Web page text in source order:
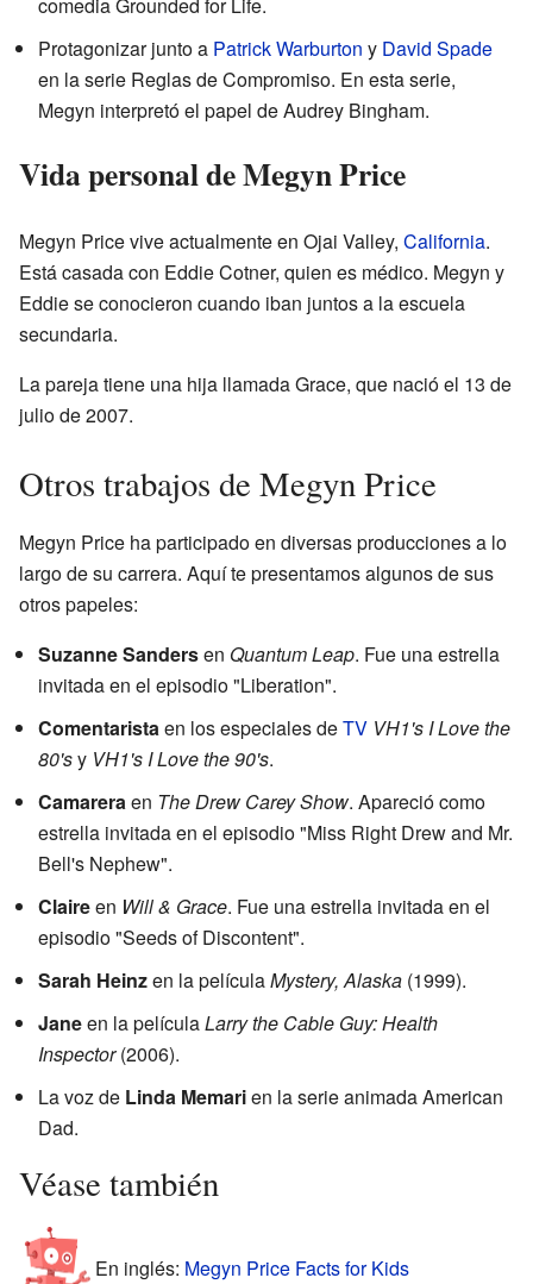
comedia Grounded for Life.
Protagonizar junto a Patrick Warburton y David Spade
en la serie Reglas de Compromiso. En esta serie,
Megyn interpretó el papel de Audrey Bingham.
Vida personal de Megyn Price
Megyn Price vive actualmente en Ojai Valley, California.
Está casada con Eddie Cotner, quien es médico. Megyn y
Eddie se conocieron cuando iban juntos a la escuela
secundaria.
La pareja tiene una hija llamada Grace, que nació el 13 de
julio de 2007.
Otros trabajos de Megyn Price
Megyn Price ha participado en diversas producciones a lo
largo de su carrera. Aquí te presentamos algunos de sus
otros papeles:
Suzanne Sandersen Quantum Leap. Fue una estrella
invitada en el episodio "Liberation".
Comentaristaen los especiales deTV VH1's I Love the
80'sy VH1's I Love the 90's.
Camareraen The Drew Carey Show. Apareció como
estrella invitada en el episodio "Miss Right Drew and Mr.
Bell's Nephew".
Claireen Will & Grace. Fue una estrella invitada en el
episodio "Seeds of Discontent".
Sarah Heinzen la películaMystery, Alaska (1999).
Janeen la películaLarry the Cable Guy: Health
Inspector(2006).
La voz de Linda Memarien la serie animada American
Dad.
Véase también
En inglés: Megyn Price Facts for Kids